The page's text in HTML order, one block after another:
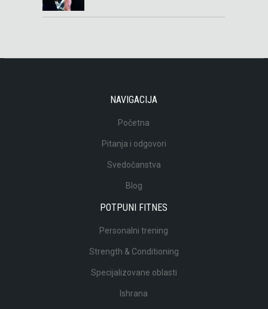
NAVIGACIJA
Početna
Pitanja i odgovori
Svedočanstva
Blog
POTPUNI FITNES
Personalni trening
Strength & Conditioning
Specijalizovane oblasti
Ishrana